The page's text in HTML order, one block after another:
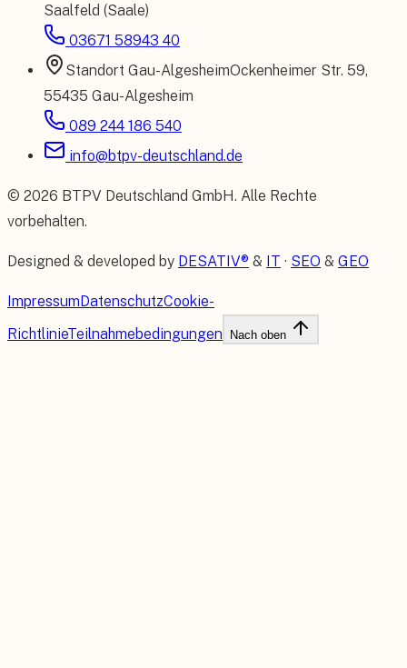
Saalfeld (Saale)
03671 58943 40
Standort Gau-AlgesheimOckenheimer Str. 59,
55435 Gau-Algesheim
089 244 186 540
info@btpv-deutschland.de
© 2026 BTPV Deutschland GmbH. Alle Rechte
vorbehalten.
Designed & developed by DESATIV® & IT · SEO & GEO
ImpressumDatenschutzCookie-
RichtlinieTeilnahmebedingungen Nach oben